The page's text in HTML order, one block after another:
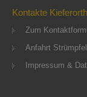
Kontakte
Zum
Anfahrt
Impressum &